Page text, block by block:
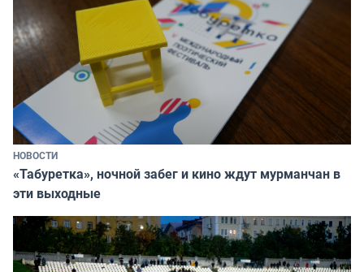
НОВОСТИ
«Табуретка», ночной забег и кино ждут мурманчан в
эти выходные